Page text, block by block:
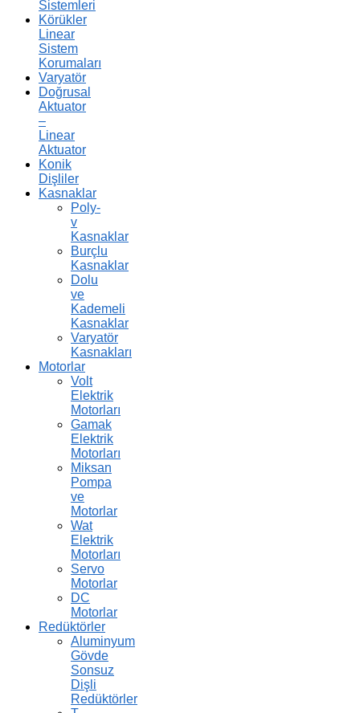
Sistemleri
Körükler
Linear
Sistem
Korumaları
Varyatör
Doğrusal
Aktuator
–
Linear
Aktuator
Konik
Dişliler
Kasnaklar
Poly-
v
Kasnaklar
Burçlu
Kasnaklar
Dolu
ve
Kademeli
Kasnaklar
Varyatör
Kasnakları
Motorlar
Volt
Elektrik
Motorları
Gamak
Elektrik
Motorları
Miksan
Pompa
ve
Motorlar
Wat
Elektrik
Motorları
Servo
Motorlar
DC
Motorlar
Redüktörler
Aluminyum
Gövde
Sonsuz
Dişli
Redüktörler